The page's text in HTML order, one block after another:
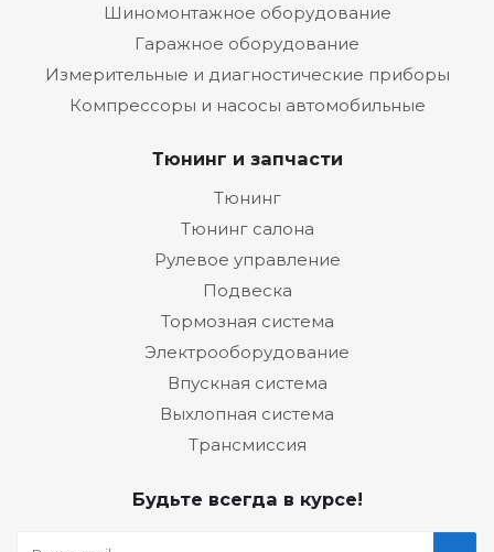
Шиномонтажное оборудование
Гаражное оборудование
Измерительные и диагностические приборы
Компрессоры и насосы автомобильные
Тюнинг и запчасти
Тюнинг
Тюнинг салона
Рулевое управление
Подвеска
Тормозная система
Электрооборудование
Впускная система
Выхлопная система
Трансмиссия
Будьте всегда в курсе!